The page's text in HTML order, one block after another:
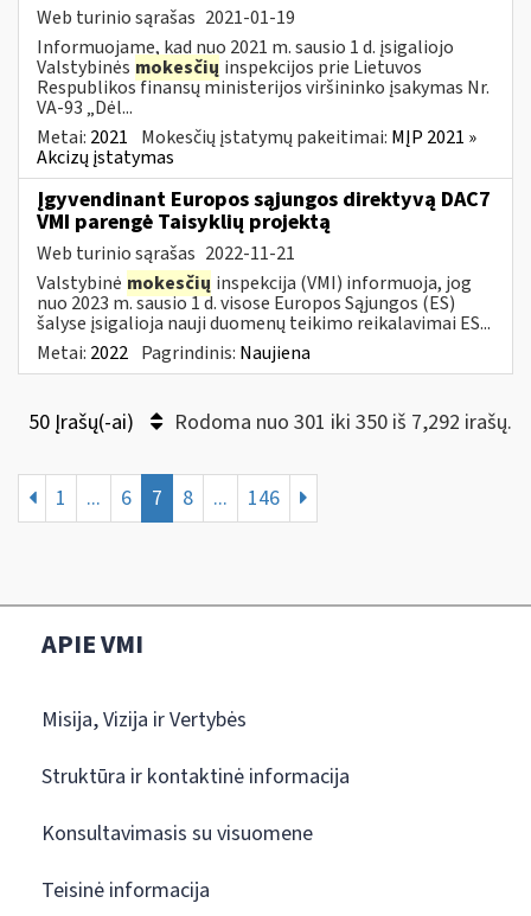
Web turinio sąrašas 2021-01-19
Informuojame, kad nuo 2021 m. sausio 1 d. įsigaliojo
Valstybinės mokesčių inspekcijos prie Lietuvos
Respublikos finansų ministerijos viršininko įsakymas Nr.
VA-93 „Dėl...
Metai: 2021 Mokesčių įstatymų pakeitimai: MĮP 2021 »
Akcizų įstatymas
Įgyvendinant Europos sąjungos direktyvą DAC7
VMI parengė Taisyklių projektą
Web turinio sąrašas 2022-11-21
Valstybinė mokesčių inspekcija (VMI) informuoja, jog
nuo 2023 m. sausio 1 d. visose Europos Sąjungos (ES)
šalyse įsigalioja nauji duomenų teikimo reikalavimai ES...
Metai: 2022 Pagrindinis: Naujiena
50 Įrašų(-ai) Rodoma nuo 301 iki 350 iš 7,292 irašų.
1 ... 6 7 8 ... 146
APIE VMI
Misija, Vizija ir Vertybės
Struktūra ir kontaktinė informacija
Konsultavimasis su visuomene
Teisinė informacija